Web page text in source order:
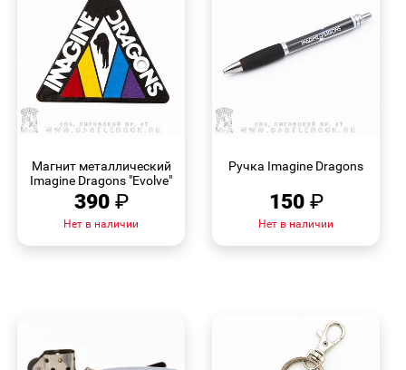
Магнит металлический
Imagine Dragons "Evolve"
390 ₽
Нет в наличии
Ручка Imagine Dragons
150 ₽
Нет в наличии